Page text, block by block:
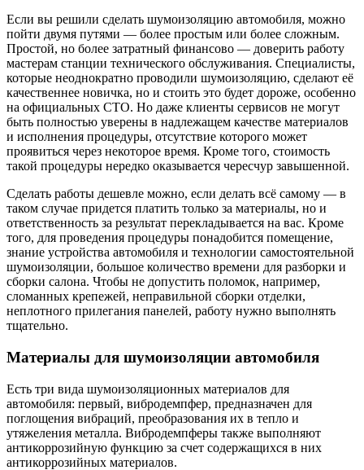
Если вы решили сделать шумоизоляцию автомобиля, можно
пойти двумя путями — более простым или более сложным.
Простой, но более затратный финансово — доверить работу
мастерам станции технического обслуживания. Специалисты,
которые неоднократно проводили шумоизоляцию, сделают её
качественнее новичка, но и стоить это будет дороже, особенно
на официальных СТО. Но даже клиенты сервисов не могут
быть полностью уверены в надлежащем качестве материалов
и исполнения процедуры, отсутствие которого может
проявиться через некоторое время. Кроме того, стоимость
такой процедуры нередко оказывается чересчур завышенной.
Сделать работы дешевле можно, если делать всё самому — в
таком случае придется платить только за материалы, но и
ответственность за результат перекладывается на вас. Кроме
того, для проведения процедуры понадобится помещение,
знание устройства автомобиля и технологии самостоятельной
шумоизоляции, большое количество времени для разборки и
сборки салона. Чтобы не допустить поломок, например,
сломанных крепежей, неправильной сборки отделки,
неплотного прилегания панелей, работу нужно выполнять
тщательно.
Материалы для шумоизоляции автомобиля
Есть три вида шумоизоляционных материалов для
автомобиля: первый, вибродемпфер, предназначен для
поглощения вибраций, преобразования их в тепло и
утяжеления металла. Вибродемпферы также выполняют
антикоррозийную функцию за счет содержащихся в них
антикоррозийных материалов.